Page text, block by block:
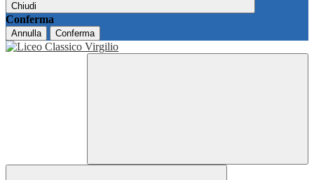
Chiudi
Conferma
Annulla Conferma